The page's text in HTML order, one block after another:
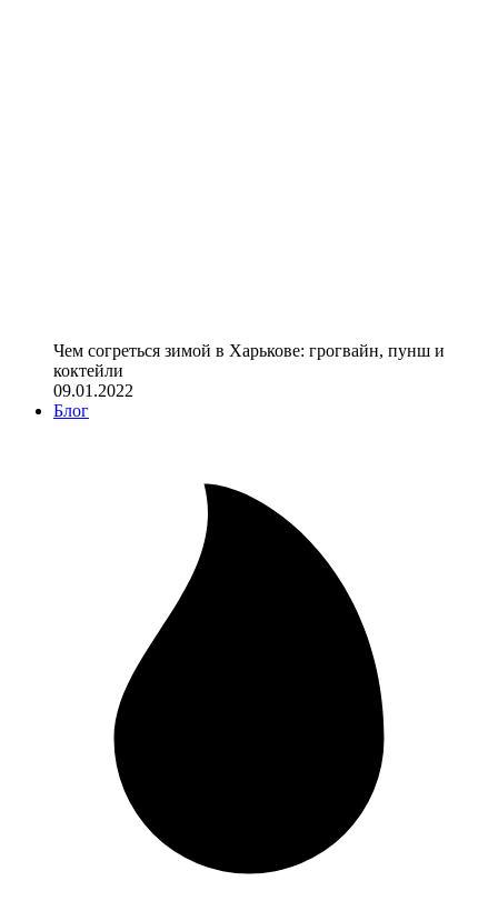
Чем согреться зимой в Харькове: грогвайн, пунш и
коктейли
09.01.2022
Блог